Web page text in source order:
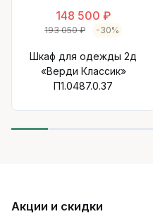
148 500 ₽
193 050 ₽ -30%
Шкаф для одежды 2д
«Верди Классик»
П1.0487.0.37
Акции и скидки